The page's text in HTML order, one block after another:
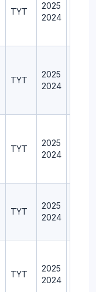
TYT
2025
2024
TYT
2025
2024
TYT
2025
2024
TYT
2025
2024
TYT
2025
2024